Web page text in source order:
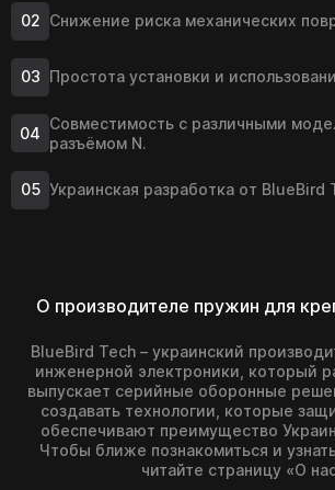
Снижение риска механических
Простота установки и
Совместимость с различными
разъёмом N.
Украинская разработка от BlueBird
О производителе пружин для
BlueBird Tech – украинский
инженерной электроники, который
выпускает серийные оборонные
создавать технологии, которые
обеспечивают преимущество
Чтобы ближе познакомиться и
читайте страницу «О